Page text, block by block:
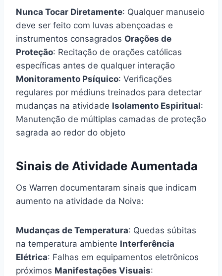
Nunca Tocar Diretamente: Qualquer manuseio
deve ser feito com luvas abençoadas e
instrumentos consagrados Orações de
Proteção: Recitação de orações católicas
específicas antes de qualquer interação
Monitoramento Psíquico: Verificações
regulares por médiuns treinados para detectar
mudanças na atividade Isolamento Espiritual:
Manutenção de múltiplas camadas de proteção
sagrada ao redor do objeto
Sinais de Atividade Aumentada
Os Warren documentaram sinais que indicam
aumento na atividade da Noiva:
Mudanças de Temperatura: Quedas súbitas
na temperatura ambiente Interferência
Elétrica: Falhas em equipamentos eletrônicos
próximos Manifestações Visuais: